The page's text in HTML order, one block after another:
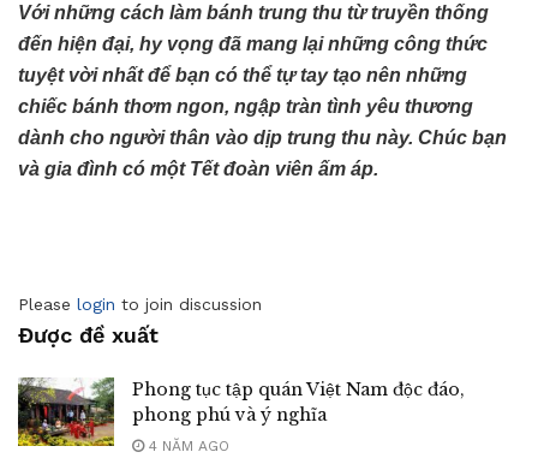
Với những cách làm bánh trung thu từ truyền thống
đến hiện đại, hy vọng đã mang lại những công thức
tuyệt vời nhất để bạn có thể tự tay tạo nên những
chiếc bánh thơm ngon, ngập tràn tình yêu thương
dành cho người thân vào dịp trung thu này. Chúc bạn
và gia đình có một Tết đoàn viên ấm áp.
Please login to join discussion
Được đề xuất
Phong tục tập quán Việt Nam độc đáo,
phong phú và ý nghĩa
4 NĂM AGO